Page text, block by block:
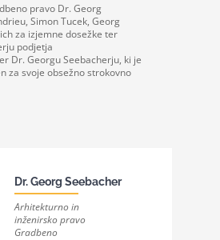
pravo Dr. Georg
Simon Tucek, Georg
za izjemne dosežke ter
podjetja
Dr. Georgu Seebacherju, ki je
za svoje obsežno strokovno
Dr. Georg Seebacher
Arhitekturno in
inženirsko pravo
Gradbeno